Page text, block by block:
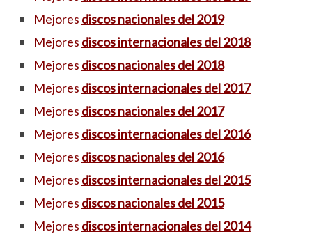
Mejores discos nacionales del 2019
Mejores discos internacionales del 2018
Mejores discos nacionales del 2018
Mejores discos internacionales del 2017
Mejores discos nacionales del 2017
Mejores discos internacionales del 2016
Mejores discos nacionales del 2016
Mejores discos internacionales del 2015
Mejores discos nacionales del 2015
Mejores discos internacionales del 2014